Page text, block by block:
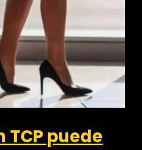
TCP puede